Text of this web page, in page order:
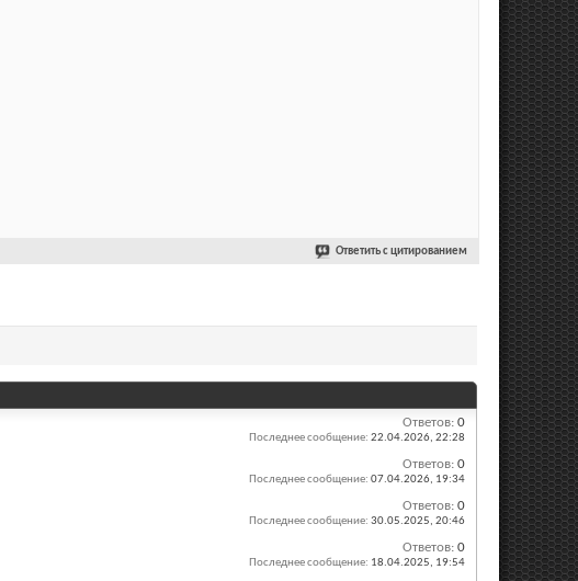
Ответить с цитированием
Ответов: 0
Последнее сообщение: 22.04.2026, 22:28
Ответов: 0
Последнее сообщение: 07.04.2026, 19:34
Ответов: 0
Последнее сообщение: 30.05.2025, 20:46
Ответов: 0
Последнее сообщение: 18.04.2025, 19:54